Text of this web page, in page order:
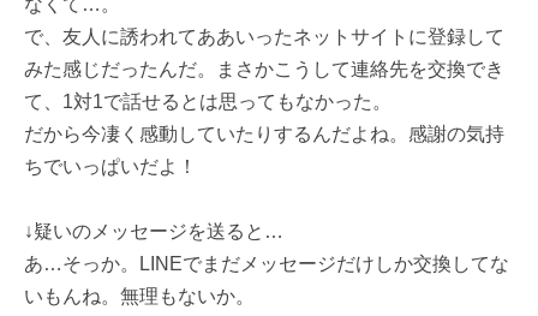
で、友人に誘われてああいったネットサイトに登録して
みた感じだったんだ。まさかこうして連絡先を交換でき
て、1対1で話せるとは思ってもなかった。
だから今凄く感動していたりするんだよね。感謝の気持
ちでいっぱいだよ！
↓疑いのメッセージを送ると…
あ…そっか。LINEでまだメッセージだけしか交換してな
いもんね。無理もないか。